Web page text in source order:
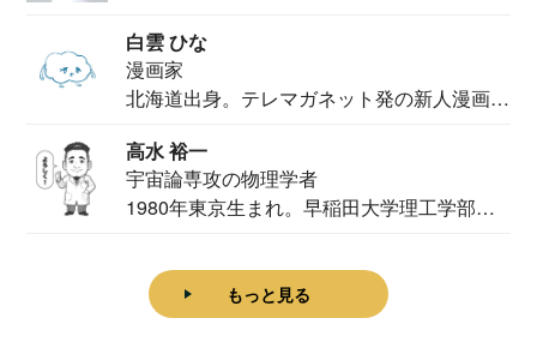
白雲 ひな
漫画家
北海道出身。テレマガネット発の新人漫画
高水 裕一
宇宙論専攻の物理学者
1980年東京生まれ。早稲田大学理工学部物
もっと見る